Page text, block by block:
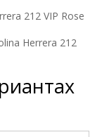
212 VIP Rose
Herrera 212